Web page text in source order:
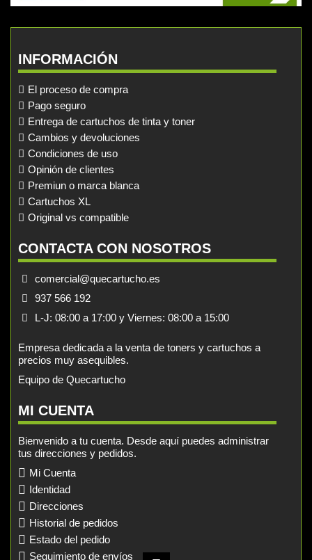
INFORMACIÓN
El proceso de compra
Pago seguro
Entrega de cartuchos de tinta y toner
Cambios y devoluciones
Condiciones de uso
Opinión de clientes
Premiun o marca blanca
Cartuchos XL
Original vs compatible
CONTACTA CON NOSOTROS
comercial@quecartucho.es
937 566 192
L-J: 08:00 a 17:00 y Viernes: 08:00 a 15:00
Empresa dedicada a la venta de toners y cartuchos a
precios muy asequibles.
Equipo de Quecartucho
MI CUENTA
Bienvenido a tu cuenta. Desde aquí puedes administrar
tus direcciones y pedidos.
Mi Cuenta
Identidad
Direcciones
Historial de pedidos
Estado del pedido
Seguimiento de envíos